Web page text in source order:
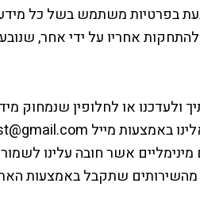
בפרטיות משתמש בשל כל
משתמש או להתחקות אחריו על ידי
ולעדכנו או לחלופין שנמחוק
מינימליים אשר חובה עלינו
מהשירותים שתקבל באמצעות